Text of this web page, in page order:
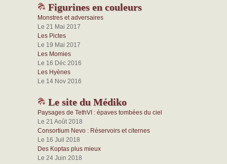
Figurines en couleurs
Monstres et adversaires
Le 21 Mai 2017
Les Pictes
Le 19 Mai 2017
Les Momies
Le 16 Déc 2016
Les Hyènes
Le 14 Nov 2016
Le site du Médiko
Paysages de TethVI : épaves tombées du ciel
Le 21 Août 2018
Consortium Nevo : Réservoirs et citernes
Le 16 Juil 2018
Des Koptas plus mieux
Le 24 Juin 2018